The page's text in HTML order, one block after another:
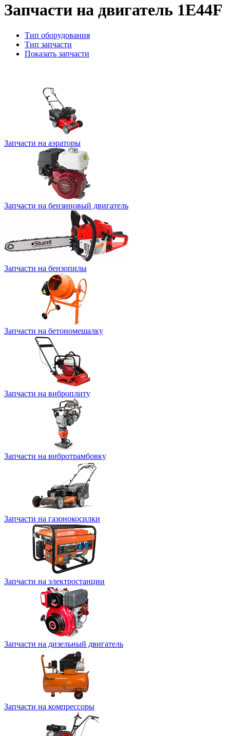
Запчасти на двигатель 1E44F
Тип оборудования
Тип запчасти
Показать запчасти
Запчасти на аэраторы
Запчасти на бензиновый двигатель
Запчасти на бензопилы
Запчасти на бетономешалку
Запчасти на виброплиту
Запчасти на вибротрамбовку
Запчасти на газонокосилки
Запчасти на электростанции
Запчасти на дизельный двигатель
Запчасти на компрессоры